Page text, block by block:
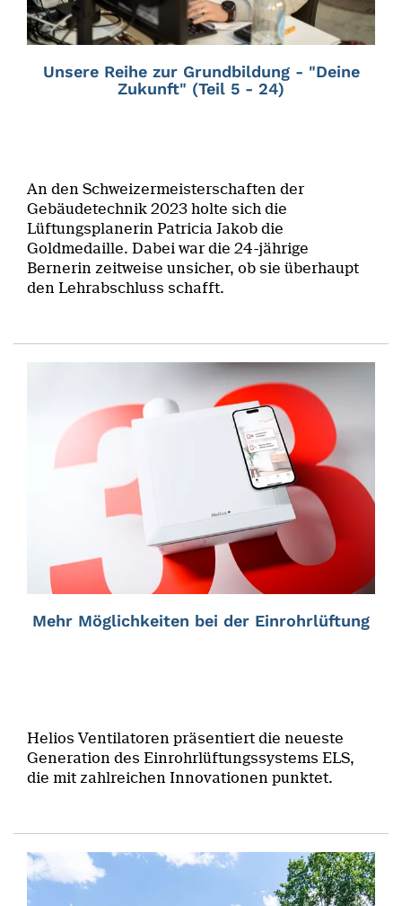
Unsere Reihe zur Grundbildung - "Deine
Zukunft" (Teil 5 - 24)
An den Schweizermeisterschaften der
Gebäudetechnik 2023 holte sich die
Lüftungsplanerin Patricia Jakob die
Goldmedaille. Dabei war die 24-jährige
Bernerin zeitweise unsicher, ob sie überhaupt
den Lehrabschluss schafft.
Mehr Möglichkeiten bei der Einrohrlüftung
Helios Ventilatoren präsentiert die neueste
Generation des Einrohrlüftungssystems ELS,
die mit zahlreichen Innovationen punktet.